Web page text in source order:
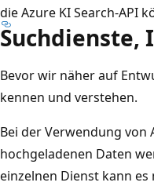
die Azure KI Search-API
Suchdienste,
Bevor wir näher auf
kennen und verstehen.
Bei der Verwendung von
hochgeladenen Daten
einzelnen Dienst kann